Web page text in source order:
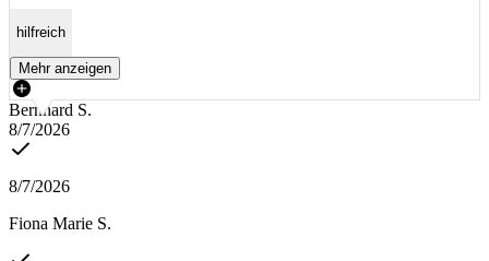
hilfreich
Mehr anzeigen
Bernhard S.
8/7/2026
8/7/2026
Fiona Marie S.